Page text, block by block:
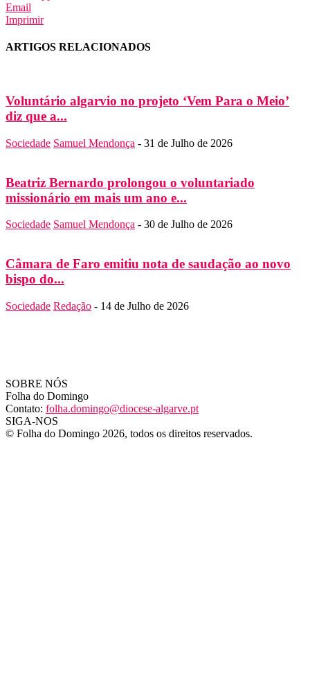
Email
Imprimir
ARTIGOS RELACIONADOS
Voluntário algarvio no projeto ‘Vem Para o Meio’
diz que a...
Sociedade Samuel Mendonça - 31 de Julho de 2026
Beatriz Bernardo prolongou o voluntariado
missionário em mais um ano e...
Sociedade Samuel Mendonça - 30 de Julho de 2026
Câmara de Faro emitiu nota de saudação ao novo
bispo do...
Sociedade Redação - 14 de Julho de 2026
SOBRE NÓS
Folha do Domingo
Contato: folha.domingo@diocese-algarve.pt
SIGA-NOS
© Folha do Domingo 2026, todos os direitos reservados.